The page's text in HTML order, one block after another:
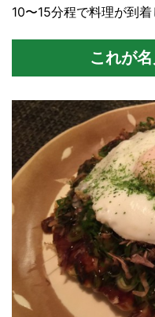
10〜15分程で料理が到着
これが